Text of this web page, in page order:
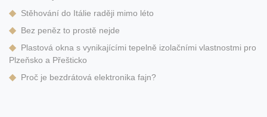
Stěhování do Itálie raději mimo léto
Bez peněz to prostě nejde
Plastová okna s vynikajícími tepelně izolačními vlastnostmi pro
Plzeňsko a Přešticko
Proč je bezdrátová elektronika fajn?